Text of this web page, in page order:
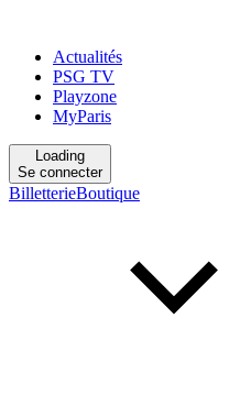
Actualités
PSG TV
Playzone
MyParis
Loading
Se connecter
BilletterieBoutique